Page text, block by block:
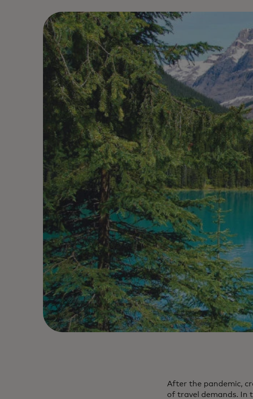
After the pandemic,
of travel demands. In